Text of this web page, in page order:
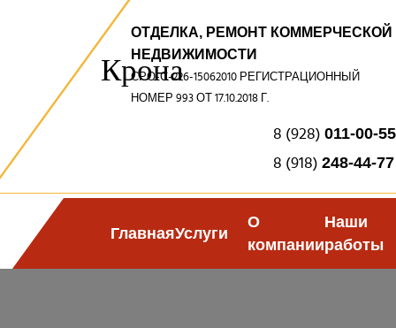
Крона
ОТДЕЛКА, РЕМОНТ КОММЕРЧЕСКОЙ
НЕДВИЖИМОСТИ
СРО-С-226-15062010 РЕГИСТРАЦИОННЫЙ
НОМЕР 993 ОТ 17.10.2018 Г.
8 (928) 011-00-55
8 (918) 248-44-77
ГлавнаяУслуги
О
компании
Наши
работы